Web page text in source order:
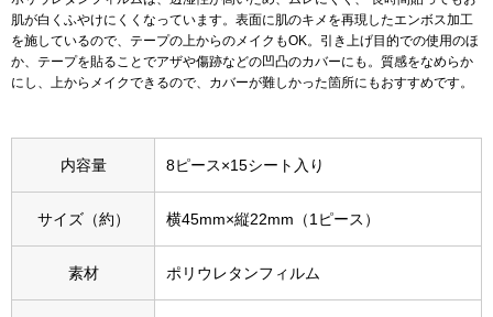
スニーカー
ブーツ
肌が白くふやけにくくなっています。表面に肌のキメを再現したエンボス加工
を施しているので、テープの上からのメイクもOK。引き上げ目的での使用のほ
か、テープを貼ることでアザや傷跡などの凹凸のカバーにも。質感をなめらか
にし、上からメイクできるので、カバーが難しかった箇所にもおすすめです。
内容量 8ピース×15シート入り
サイズ（約） 横45mm×縦22mm（1ピース）
素材 ポリウレタンフィルム